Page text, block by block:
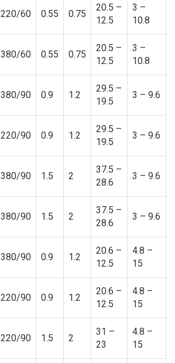
220/60 0.55 0.75
20.5 –
12.5
3 –
10.8
380/60 0.55 0.75
20.5 –
12.5
3 –
10.8
380/90 0.9 1.2
29.5 –
19.5
3 – 9.6
220/90 0.9 1.2
29.5 –
19.5
3 – 9.6
380/90 1.5 2
37.5 –
28.6
3 – 9.6
380/90 1.5 2
37.5 –
28.6
3 – 9.6
380/90 0.9 1.2
20.6 –
12.5
4.8 –
15
220/90 0.9 1.2
20.6 –
12.5
4.8 –
15
220/90 1.5 2
31 –
23
4.8 –
15